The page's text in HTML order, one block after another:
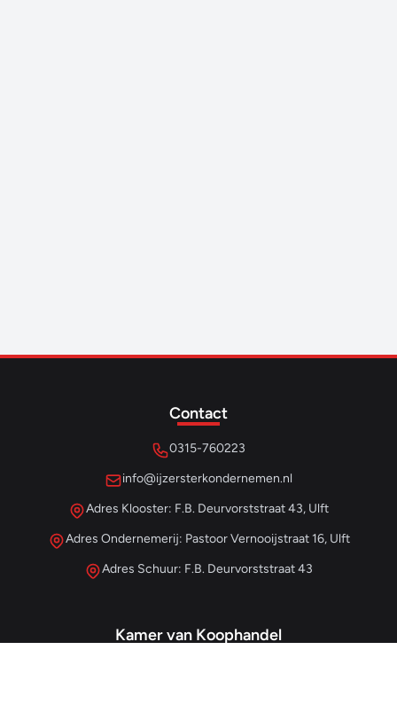
Contact
0315-760223
info@ijzersterkondernemen.nl
Adres Klooster: F.B. Deurvorststraat 43, Ulft
Adres Ondernemerij: Pastoor Vernooijstraat 16, Ulft
Adres Schuur: F.B. Deurvorststraat 43
Kamer van Koophandel